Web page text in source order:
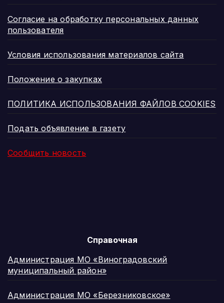
Согласие на обработку персональных данных
пользователя
Условия использования материалов сайта
Положение о закупках
ПОЛИТИКА ИСПОЛЬЗОВАНИЯ ФАЙЛОВ COOKIES
Подать объявление в газету
Сообщить новость
Справочная
Администрация МО «Виноградовский
муниципальный район»
Администрация МО «Березниковское»